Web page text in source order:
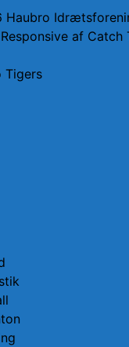
Haubro
af Catch
Tigers